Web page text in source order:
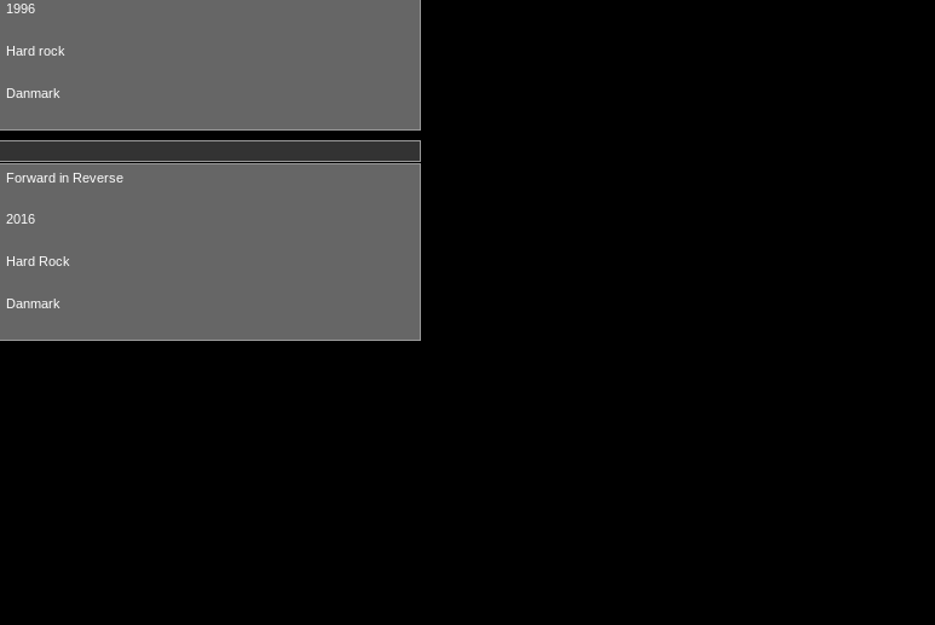
1996
Hard rock
Danmark
Forward in Reverse
2016
Hard Rock
Danmark